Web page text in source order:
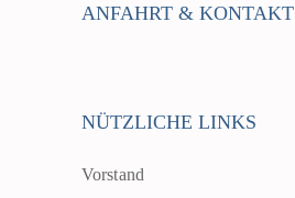
ANFAHRT & KONTAKT
NÜTZLICHE LINKS
Vorstand